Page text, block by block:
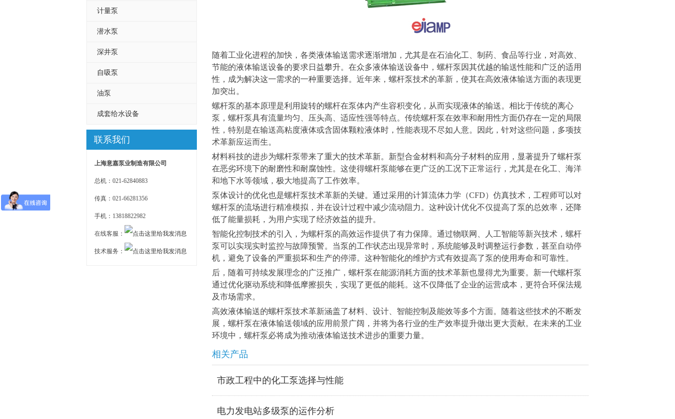
计量泵
潜水泵
深井泵
自吸泵
油泵
成套给水设备
联系我们
上海意嘉泵业制造有限公司
总机：021-62840883
传真：021-66281356
手机：13818822982
在线客服：
技术服务：
随着工业化进程的加快，各类液体输送需求逐渐增加，尤其是在石油化工、制药、食品等行业，对高效、
节能的液体输送设备的要求日益攀升。在众多液体输送设备中，螺杆泵因其优越的输送性能和广泛的适用
性，成为解决这一需求的一种重要选择。近年来，螺杆泵技术的革新，使其在高效液体输送方面的表现更
加突出。
螺杆泵的基本原理是利用旋转的螺杆在泵体内产生容积变化，从而实现液体的输送。相比于传统的离心
泵，螺杆泵具有流量均匀、压头高、适应性强等特点。传统螺杆泵在效率和耐用性方面仍存在一定的局限
性，特别是在输送高粘度液体或含固体颗粒液体时，性能表现不尽如人意。因此，针对这些问题，多项技
术革新应运而生。
材料科技的进步为螺杆泵带来了重大的技术革新。新型合金材料和高分子材料的应用，显著提升了螺杆泵
在恶劣环境下的耐磨性和耐腐蚀性。这使得螺杆泵能够在更广泛的工况下正常运行，尤其是在化工、海洋
和地下水等领域，极大地提高了工作效率。
泵体设计的优化也是螺杆泵技术革新的关键。通过采用的计算流体力学（CFD）仿真技术，工程师可以对
螺杆泵的流场进行精准模拟，并在设计过程中减少流动阻力。这种设计优化不仅提高了泵的总效率，还降
低了能量损耗，为用户实现了经济效益的提升。
智能化控制技术的引入，为螺杆泵的高效运作提供了有力保障。通过物联网、人工智能等新兴技术，螺杆
泵可以实现实时监控与故障预警。当泵的工作状态出现异常时，系统能够及时调整运行参数，甚至自动停
机，避免了设备的严重损坏和生产的停滞。这种智能化的维护方式有效提高了泵的使用寿命和可靠性。
后，随着可持续发展理念的广泛推广，螺杆泵在能源消耗方面的技术革新也显得尤为重要。新一代螺杆泵
通过优化驱动系统和降低摩擦损失，实现了更低的能耗。这不仅降低了企业的运营成本，更符合环保法规
及市场需求。
高效液体输送的螺杆泵技术革新涵盖了材料、设计、智能控制及能效等多个方面。随着这些技术的不断发
展，螺杆泵在液体输送领域的应用前景广阔，并将为各行业的生产效率提升做出更大贡献。在未来的工业
环境中，螺杆泵必将成为推动液体输送技术进步的重要力量。
相关产品
市政工程中的化工泵选择与性能
电力发电站多级泵的运作分析